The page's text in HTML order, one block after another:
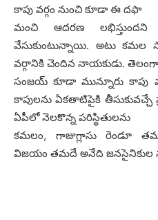
కాపు వ‌ర్గం నుంచి కూడా ఈ ద‌ఫా
మంచి ఆద‌ర‌ణ
వేసుకుంటున్నాయి. అటు
వ‌ర్గానికి చెందిన నాయ‌కుడు.
సంజ‌య్ కూడా మున్నూరు కాపు
కాపుల‌ను ఏక‌తాటిపైకి
ఏపీలో నెల‌కొన్న ప‌రిస్థితుల‌ను
క‌మ‌లం, గాజుగ్లాసు రెండూ
విజ‌యం త‌మ‌దే అనేది జ‌నసైనికుల